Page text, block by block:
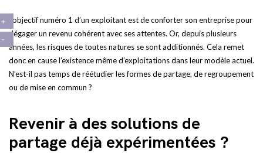
L’objectif numéro 1 d’un exploitant est de conforter son entreprise pour
dégager un revenu cohérent avec ses attentes. Or, depuis plusieurs
années, les risques de toutes natures se sont additionnés. Cela remet
donc en cause l’existence même d’exploitations dans leur modèle actuel.
N’est-il pas temps de réétudier les formes de partage, de regroupement
ou de mise en commun ?
Revenir à des solutions de
partage déjà expérimentées ?